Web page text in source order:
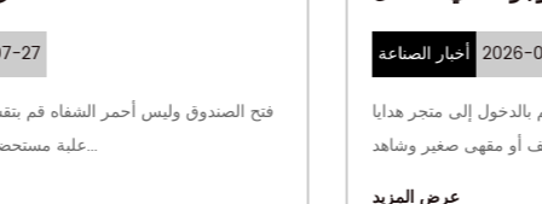
الصندوق الذي لا يتم التخلص منه أبدًا قم بالدخول إلى متجر هدايا